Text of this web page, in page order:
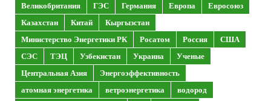
Великобритания
ГЭС Германия Европа
Евросоюз
Казахстан
Китай
Кыргызстан
Министерство Энергетики РК
Росатом Россия
США
СЭС
ТЭЦ Узбекистан Украина
Ученые
Центральная Азия
Энергоэффективность
атомная энергетика
ветроэнергетика
водород